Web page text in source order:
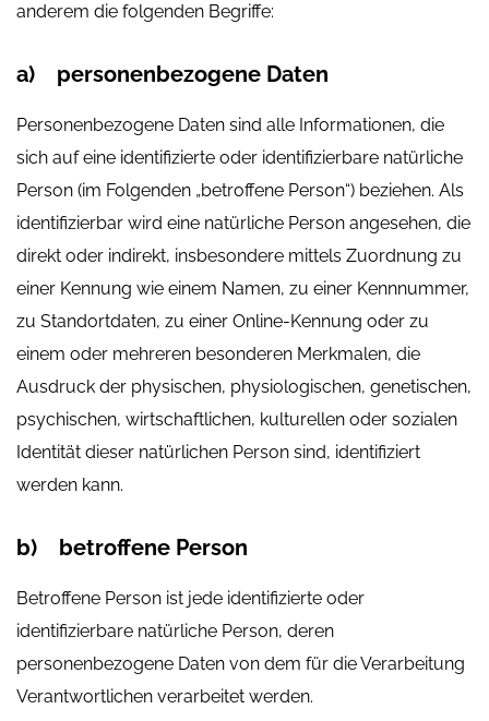
anderem die folgenden Begriffe:
a) personenbezogene Daten
Personenbezogene Daten sind alle Informationen, die
sich auf eine identifizierte oder identifizierbare natürliche
Person (im Folgenden „betroffene Person“) beziehen. Als
identifizierbar wird eine natürliche Person angesehen, die
direkt oder indirekt, insbesondere mittels Zuordnung zu
einer Kennung wie einem Namen, zu einer Kennnummer,
zu Standortdaten, zu einer Online-Kennung oder zu
einem oder mehreren besonderen Merkmalen, die
Ausdruck der physischen, physiologischen, genetischen,
psychischen, wirtschaftlichen, kulturellen oder sozialen
Identität dieser natürlichen Person sind, identifiziert
werden kann.
b) betroffene Person
Betroffene Person ist jede identifizierte oder
identifizierbare natürliche Person, deren
personenbezogene Daten von dem für die Verarbeitung
Verantwortlichen verarbeitet werden.